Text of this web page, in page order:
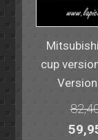
cup
Version
El